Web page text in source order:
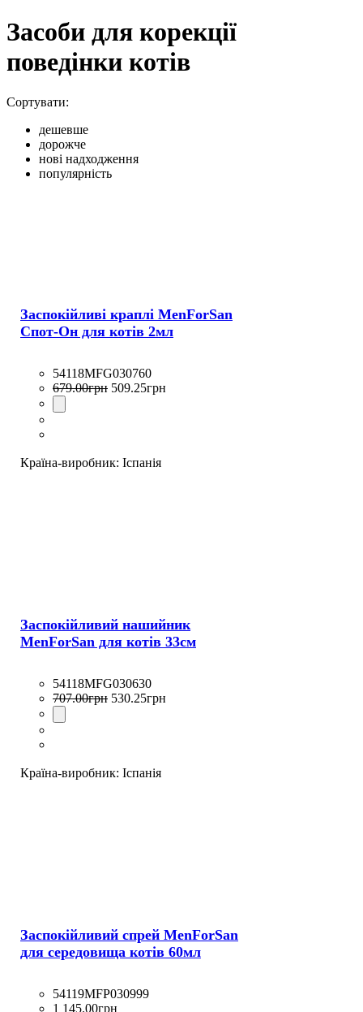
Засоби для корекції
поведінки котів
Сортувати:
дешевше
дорожче
нові надходження
популярність
Заспокійливі краплі MenForSan
Спот-Он для котів 2мл
54118MFG030760
679.00грн 509.25грн
Країна-виробник: Іспанія
Заспокійливий нашийник
MenForSan для котів 33см
54118MFG030630
707.00грн 530.25грн
Країна-виробник: Іспанія
Заспокійливий спрей MenForSan
для середовища котів 60мл
54119MFP030999
1 145.00грн